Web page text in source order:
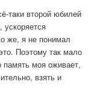
таки второй юбилей
ускоряется
же, я не понимал
Поэтому так мало
память моя оживает,
взять и